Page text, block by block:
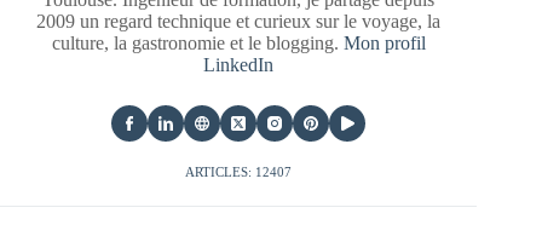
2009 un regard technique et curieux sur le voyage, la
culture, la gastronomie et le blogging. Mon profil
LinkedIn
ARTICLES: 12407